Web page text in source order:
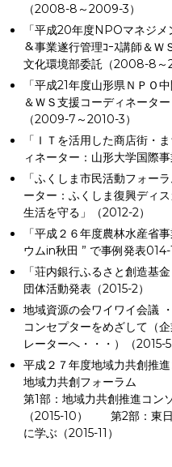
（2008-8～2009-3）
「平成20年度NPOマネジメ
＆事業遂行管理ｺｰｽ講師＆
文化環境部委託（2008-8～
「平成21年度山形県ＮＰＯ
＆ＷＳ支援コーディネータ
（2009-7～2010-3）
「ＩＴを活用した商店街・
ィネーター：山形大学国際
「ふくしま市民活動フォー
ーター：ふくしま復興ディ
生活を守る」（2012-2）
「平成２６年度農林水産省
ウムin秋田 ” で事例発表
「荘内銀行ふるさと創造基
団体活動発表（2015-2）
地域資源の会ワイワイ会議
コンセプターをめざして（
レーターへ・・・）（2015-5
平成２７年度地域力共創推
地域力共創フォーラム
第1部：地域力共創推進コ
（2015-10） 第2部：東日
に学ぶ（2015-11）